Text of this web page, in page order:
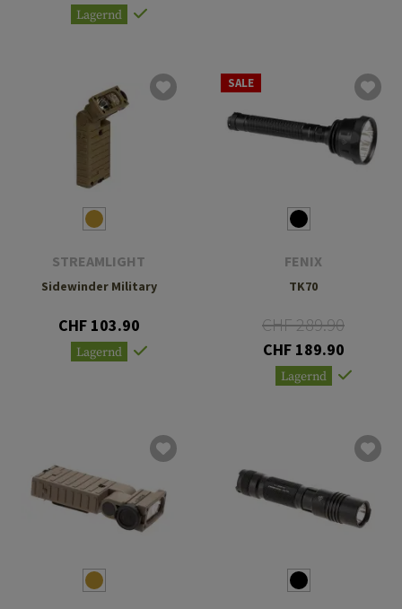
Lagernd
STREAMLIGHT
Sidewinder Military
CHF 103.90
Lagernd
SALE
FENIX
TK70
CHF 289.90
CHF 189.90
Lagernd